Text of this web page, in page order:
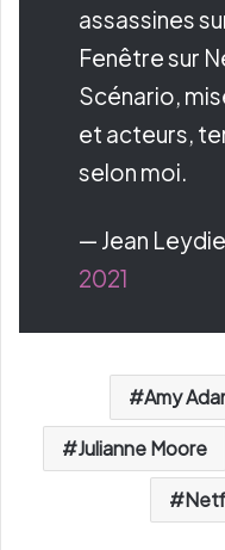
assassines
Fenêtre sur
Scénario,
et acteurs,
selon moi.
— Jean
2021
Amy
Julianne Moore